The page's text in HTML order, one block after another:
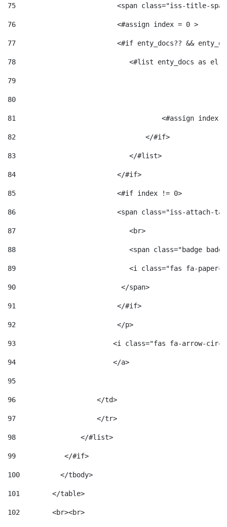
75
<span class="iss-title-
76
                         <#assign index = 0 >
77
<#if enty_docs?? &&
78
<#list enty_docs as el
79
80
81
<#assign index
82
                                </#if>
83
                            </#list>
84
                         </#if>
85
                         <#if index != 0>
86
<span class="iss-attach-
87
                            <br>
88
<span class="badge
89
<i class="fas fa-
90
</
91
</
92
                         </p>
93
<i class="fas fa-arrow-
94
                        </a>
95
96
                    </td>
97
                    </tr>
98
                </#list>
99
            </#if>
100
          </tbody>
101
        </table>
102
        <br><br>